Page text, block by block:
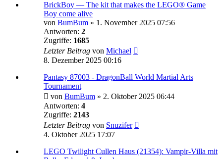
BrickBoy — The kit that makes the LEGO® Game
Boy come alive
von BumBum » 1. November 2025 07:56
Antworten: 2
Zugriffe: 1685
Letzter Beitrag von Michael
8. Dezember 2025 00:16
Pantasy 87003 - DragonBall World Martial Arts
Tournament
von BumBum » 2. Oktober 2025 06:44
Antworten: 4
Zugriffe: 2143
Letzter Beitrag von Snuzifer
4. Oktober 2025 17:07
LEGO Twilight Cullen Haus (21354): Vampir-Villa mit